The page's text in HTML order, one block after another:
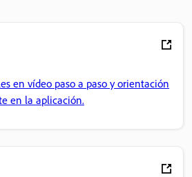
en vídeo paso a paso y orientación
en la aplicación.